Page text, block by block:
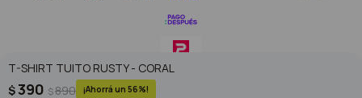
T-SHIRT TUITO RUSTY - CORAL
$390 $890 56
© Copyright 2026 / Superoutlet / FORTER S.A Rut 213720560017